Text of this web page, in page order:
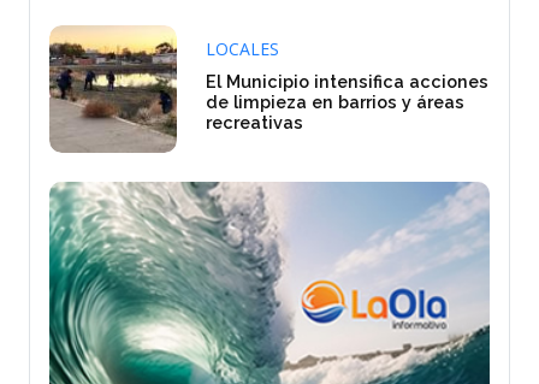
LOCALES
El Municipio intensifica acciones
de limpieza en barrios y áreas
recreativas